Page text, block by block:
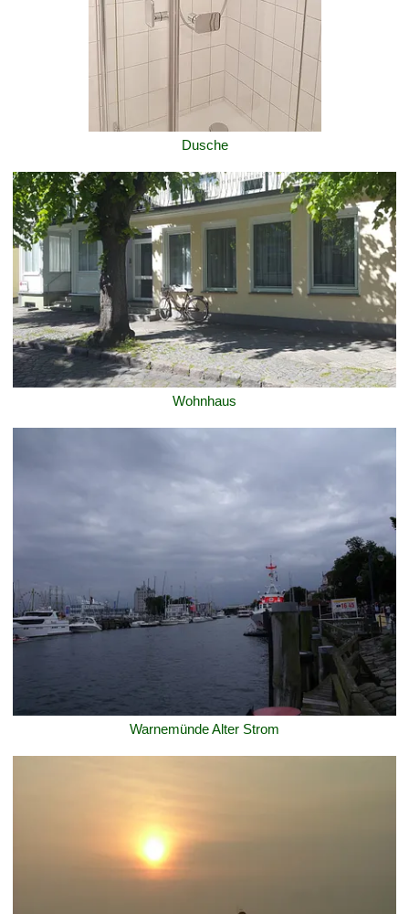
Dusche
Wohnhaus
Warnemünde Alter Strom